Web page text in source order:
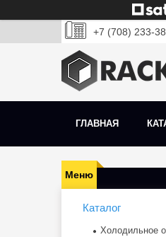
+7 (708) 233-
ГЛАВНАЯ
Каталог
Холодильное